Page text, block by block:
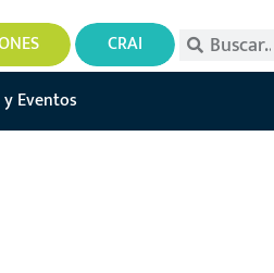
CRAI
Eventos